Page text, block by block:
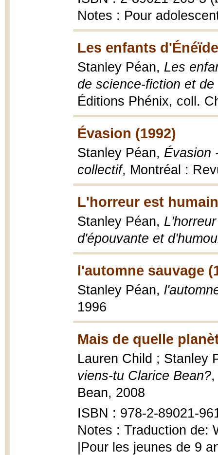
Notes : Pour
Les enfants
Stanley Péan, Les
de science-fiction et
Éditions Phénix, coll.
Évasion (1992)
Stanley Péan, Évasion
collectif, Montréal :
L'horreur est
Stanley Péan,
d'épouvante et
l'automne sauvage
Stanley Péan,
1996
Mais de quelle
Lauren Child ; Stanley
viens-tu Clarice Bean?
Bean, 2008
ISBN : 978-2-89021-
Notes : Traduction de:
|Pour les jeunes de 9